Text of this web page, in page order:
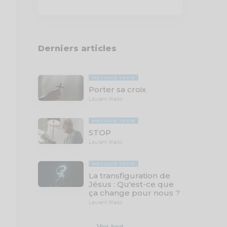
Derniers articles
MESSAGE TEXTE
Porter sa croix
Laurent Weiss
MESSAGE TEXTE
STOP
Laurent Weiss
MESSAGE TEXTE
La transfiguration de
Jésus : Qu'est-ce que
ça change pour nous ?
Laurent Weiss